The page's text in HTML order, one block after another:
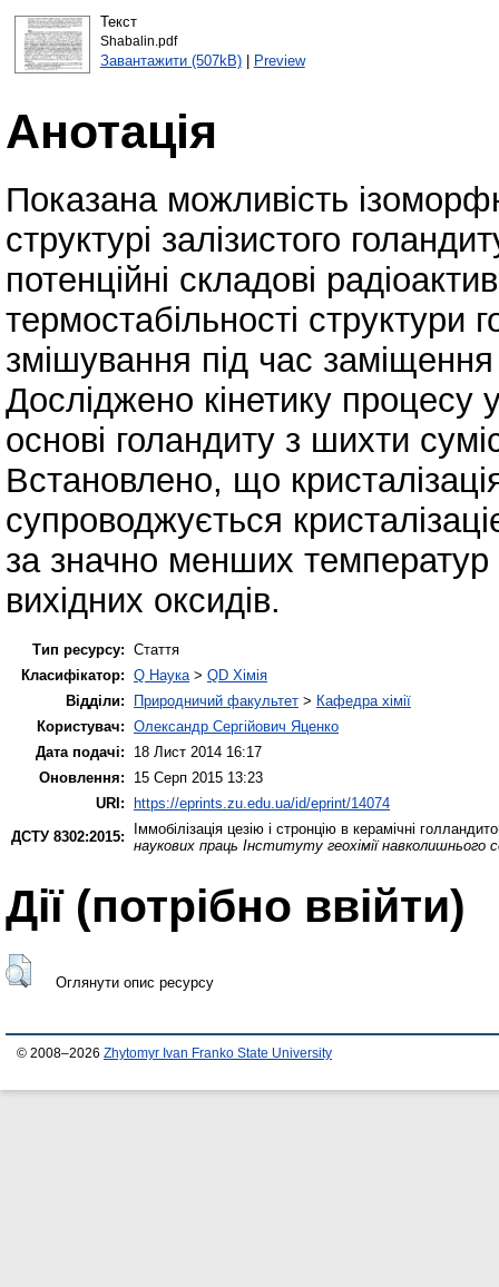
Текст
Shabalin.pdf
Завантажити (507kB)| Preview
Анотація
Показана можливість
структурі залізистого
потенційні складові
термостабільності структури
змішування під час заміщення
Досліджено кінетику процесу
основі голандиту з шихти
Встановлено, що
супроводжується
за значно менших температур
вихідних оксидів.
Тип ресурсу: Стаття
Класифікатор: Q Наука > QD Хімія
Відділи:
Природничий факультет > Кафедра хімії
Користувач: Олександр Сергійович Яценко
Дата подачі:
18 Лист 2014 16:17
Оновлення:
15 Серп 2015 13:23
URI: https://eprints.zu.edu.ua/id/eprint/14074
ДСТУ 8302:2015:
Іммобілізація цезію і стронцію в керамічні
наукових праць Інституту геохімії навколишнього
Дії ​​(потрібно ввійти)
Оглянути опис ресурсу
© 2008–2026 Zhytomyr Ivan Franko State University